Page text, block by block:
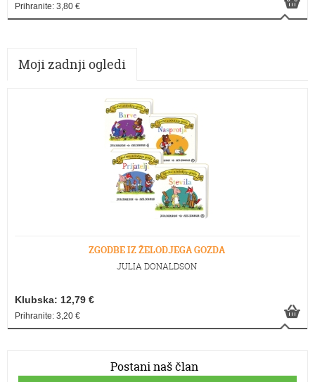
Prihranite: 3,80 €
Moji zadnji ogledi
ZGODBE IZ ŽELODJEGA GOZDA
JULIA DONALDSON
Klubska: 12,79 €
Prihranite: 3,20 €
Postani naš član